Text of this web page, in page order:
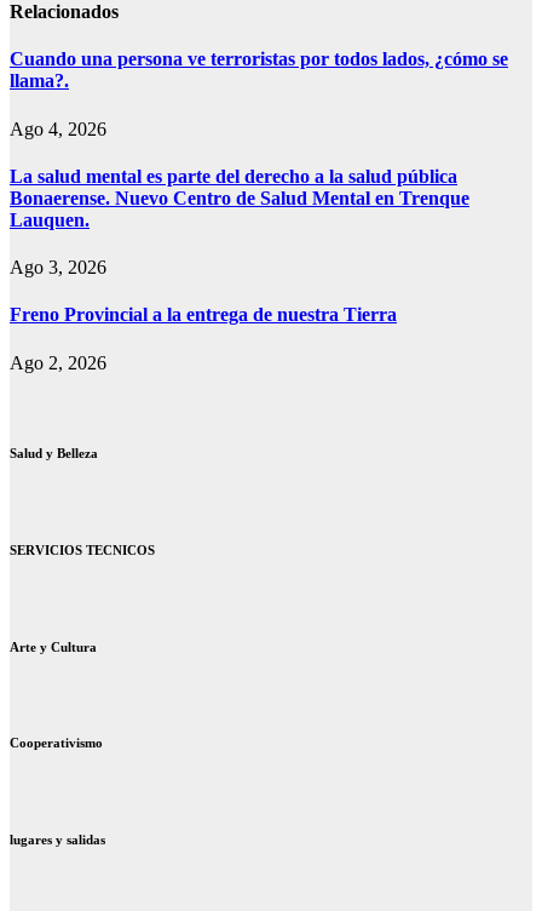
Relacionados
Cuando una persona ve terroristas por todos lados, ¿cómo se
llama?.
Ago 4, 2026
La salud mental es parte del derecho a la salud pública
Bonaerense. Nuevo Centro de Salud Mental en Trenque
Lauquen.
Ago 3, 2026
Freno Provincial a la entrega de nuestra Tierra
Ago 2, 2026
Salud y Belleza
SERVICIOS TECNICOS
Arte y Cultura
Cooperativismo
lugares y salidas